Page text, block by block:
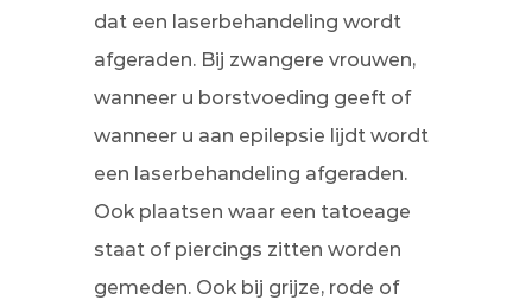
dat een laserbehandeling wordt
afgeraden. Bij zwangere vrouwen,
wanneer u borstvoeding geeft of
wanneer u aan epilepsie lijdt wordt
een laserbehandeling afgeraden.
Ook plaatsen waar een tatoeage
staat of piercings zitten worden
gemeden. Ook bij grijze, rode of